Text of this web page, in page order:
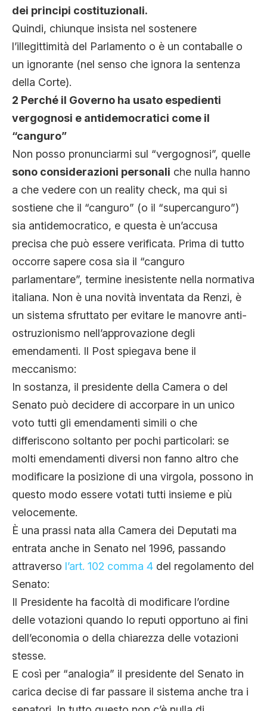
dei principi costituzionali.
Quindi, chiunque insista nel sostenere
l’illegittimità del Parlamento o è un contaballe o
un ignorante (nel senso che ignora la sentenza
della Corte).
2 Perché il Governo ha usato espedienti
vergognosi e antidemocratici come il
“canguro”
Non posso pronunciarmi sul “vergognosi”, quelle
sono considerazioni personali che nulla hanno
a che vedere con un reality check, ma qui si
sostiene che il “canguro” (o il “supercanguro”)
sia antidemocratico, e questa è un’accusa
precisa che può essere verificata. Prima di tutto
occorre sapere cosa sia il “canguro
parlamentare”, termine inesistente nella normativa
italiana. Non è una novità inventata da Renzi, è
un sistema sfruttato per evitare le manovre anti-
ostruzionismo nell’approvazione degli
emendamenti. Il Post spiegava bene il
meccanismo:
In sostanza, il presidente della Camera o del
Senato può decidere di accorpare in un unico
voto tutti gli emendamenti simili o che
differiscono soltanto per pochi particolari: se
molti emendamenti diversi non fanno altro che
modificare la posizione di una virgola, possono in
questo modo essere votati tutti insieme e più
velocemente.
È una prassi nata alla Camera dei Deputati ma
entrata anche in Senato nel 1996, passando
attraverso l’art. 102 comma 4 del regolamento del
Senato:
Il Presidente ha facoltà di modificare l’ordine
delle votazioni quando lo reputi opportuno ai fini
dell’economia o della chiarezza delle votazioni
stesse.
E così per “analogia” il presidente del Senato in
carica decise di far passare il sistema anche tra i